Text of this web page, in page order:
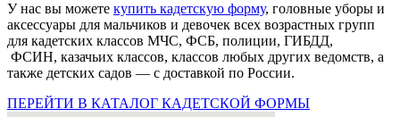
У нас вы можете купить кадетскую форму, головные уборы и
аксессуары для мальчиков и девочек всех возрастных групп
для кадетских классов МЧС, ФСБ, полиции, ГИБДД,
ФСИН, казачьих классов, классов любых других ведомств, а
также детских садов — с доставкой по России.
ПЕРЕЙТИ В КАТАЛОГ КАДЕТСКОЙ ФОРМЫ